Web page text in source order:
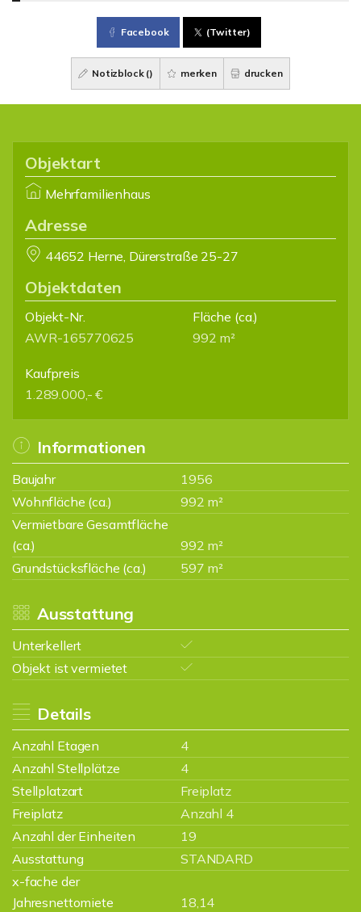
Facebook (Twitter)
Notizblock () merken drucken
Objektart
Mehrfamilienhaus
Adresse
44652 Herne, Dürerstraße 25-27
Objektdaten
Objekt-Nr.
AWR-165770625
Fläche (ca.)
992 m²
Kaufpreis
1.289.000,- €
Informationen
Baujahr
1956
Wohnfläche (ca.)
992 m²
Vermietbare Gesamtfläche
(ca.)
992 m²
Grundstücksfläche (ca.)
597 m²
Ausstattung
Unterkellert
Objekt ist vermietet
Details
Anzahl Etagen
4
Anzahl Stellplätze
4
Stellplatzart
Freiplatz
Freiplatz
Anzahl 4
Anzahl der Einheiten
19
Ausstattung
STANDARD
x-fache der
Jahresnettomiete
18,14